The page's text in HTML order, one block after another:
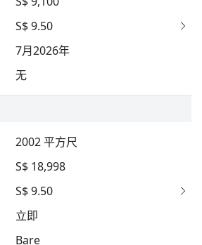
S$ 9.50
7月2026年
无
2002平方尺
S$ 18,998
S$ 9.50
立即
Bare